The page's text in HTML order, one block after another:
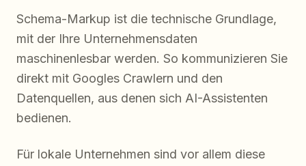
Schema-Markup ist die technische Grundlage,
mit der Ihre Unternehmensdaten
maschinenlesbar werden. So kommunizieren Sie
direkt mit Googles Crawlern und den
Datenquellen, aus denen sich AI-Assistenten
bedienen.
Für lokale Unternehmen sind vor allem diese